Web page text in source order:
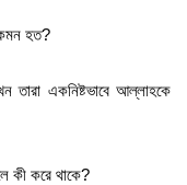
হত?
তারা একনিষ্টভাবে আল্লাহকে
কী করে থাকে?